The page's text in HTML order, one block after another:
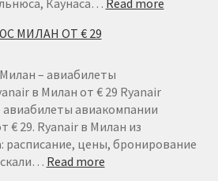
МИЛАН ОТ € 29
– авиабилеты
в Милан от € 29 Ryanair
авиакомпании
€ 29. Ryanair в Милан из
расписание, цены, бронирование
Read more: